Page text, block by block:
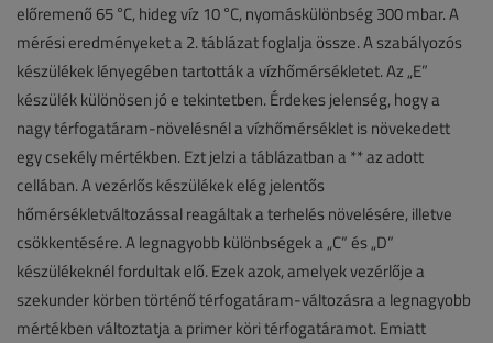
előremenő 65 °C, hideg víz 10 °C, nyomáskülönbség 300 mbar. A
mérési eredményeket a 2. táblázat foglalja össze. A szabályozós
készülékek lényegében tartották a vízhőmérsékletet. Az „E”
készülék különösen jó e tekintetben. Érdekes jelenség, hogy a
nagy térfogatáram-növelésnél a vízhőmérséklet is növekedett
egy csekély mértékben. Ezt jelzi a táblázatban a ** az adott
cellában. A vezérlős készülékek elég jelentős
hőmérsékletváltozással reagáltak a terhelés növelésére, illetve
csökkentésére. A legnagyobb különbségek a „C” és „D”
készülékeknél fordultak elő. Ezek azok, amelyek vezérlője a
szekunder körben történő térfogatáram-változásra a legnagyobb
mértékben változtatja a primer köri térfogatáramot. Emiatt